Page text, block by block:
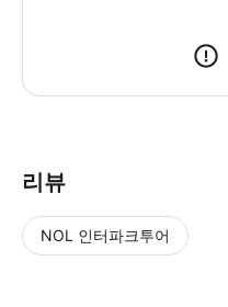
리뷰
NOL 인터파크투어